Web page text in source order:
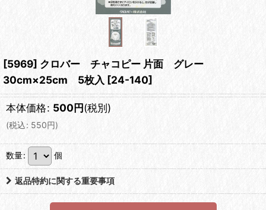
[5969] クロバー チャコピー 片面 グレー
30cm×25cm 5枚入 [24-140]
本体価格: 500円(税別)
(税込: 550円)
数量: 個
返品特約に関する重要事項